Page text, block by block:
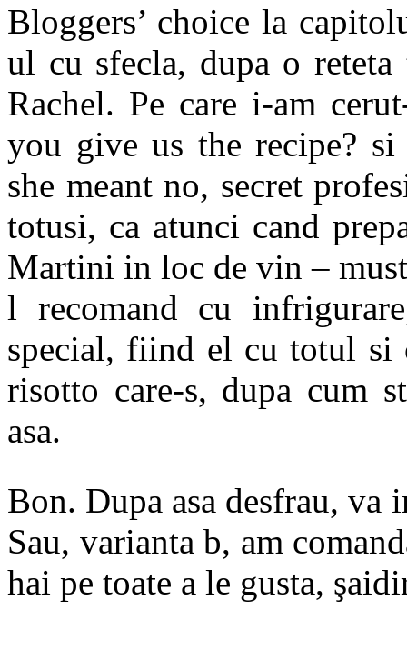
Bloggers’ choice la
ul cu sfecla, dupa o
Rachel. Pe care i-am
you give us the recipe? si
she meant no, secret
totusi, ca atunci cand
Martini in loc de vin –
l recomand cu
special, fiind el cu totul
risotto care-s, dupa cum
asa.
Bon. Dupa asa desfrau, va
Sau, varianta b, am
hai pe toate a le gusta,